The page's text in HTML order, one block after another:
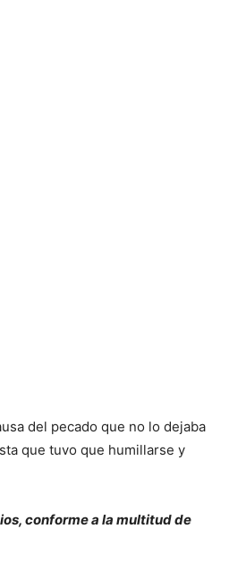
del pecado que no lo dejaba
que tuvo que humillarse y
conforme a la multitud de